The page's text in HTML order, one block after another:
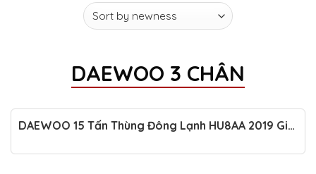
DAEWOO 3 CHÂN
DAEWOO 15 Tấn Thùng Đông Lạnh HU8AA 2019 Giá